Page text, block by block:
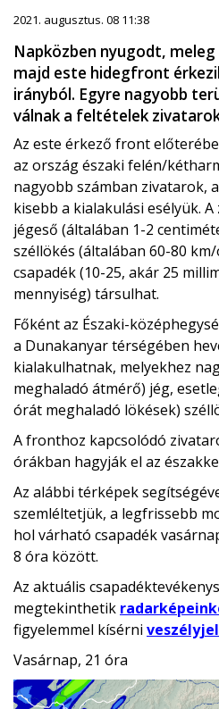
2021. augusztus. 08 11:38
Napközben nyugodt,
majd este hidegfront
irányból. Egyre nagyobb
válnak a feltételek
Az este érkező front
az ország északi felén/
nagyobb számban zivatarok,
kisebb a kialakulási esélyük.
jégeső (általában 1-2
széllökés (általában 60-80
csapadék (10-25, akár 25
mennyiség) társulhat.
Főként az Északi-
a Dunakanyar térségében
kialakulhatnak, melyekhez
meghaladó átmérő) jég,
órát meghaladó lökések)
A fronthoz kapcsolódó
órákban hagyják el az
Az alábbi térképek
szemléltetjük, a legfrissebb
hol várható csapadék
8 óra között.
Az aktuális
megtekinthetik
figyelemmel kísérni
Vasárnap, 21 óra